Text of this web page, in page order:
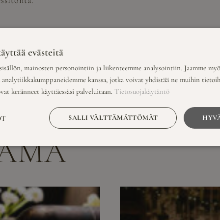
Meidän keittiömme käyttää tarkkaan
kuuluu muun muassa sesongin tuoreista aineksista
evästeitä
mainosten personointiin ja liikenteemme analysointiin. Jaamme
analytiikkakumppaneidemme kanssa, jotka voivat yhdistää ne muihin
keränneet käyttäessäsi palveluitaan. Tietosuojakäytäntö
SALLI VÄLTTÄMÄTTÖMÄT